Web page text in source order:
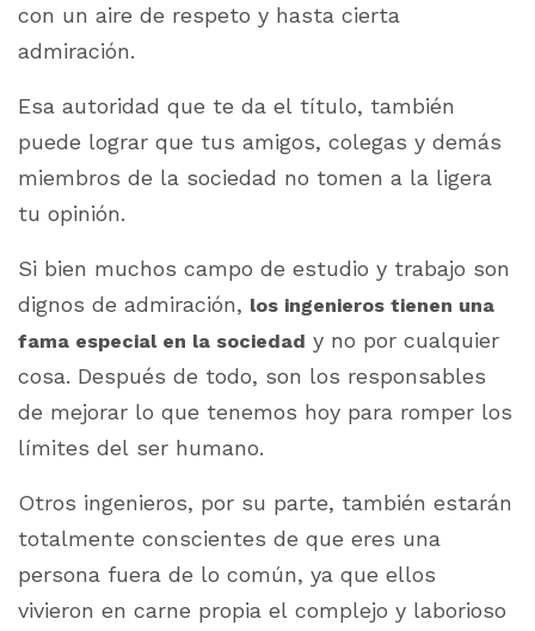
con un aire de respeto y hasta cierta
admiración.
Esa autoridad que te da el título, también
puede lograr que tus amigos, colegas y demás
miembros de la sociedad no tomen a la ligera
tu opinión.
Si bien muchos campo de estudio y trabajo son
dignos de admiración, los ingenieros tienen una
fama especial en la sociedad y no por cualquier
cosa. Después de todo, son los responsables
de mejorar lo que tenemos hoy para romper los
límites del ser humano.
Otros ingenieros, por su parte, también estarán
totalmente conscientes de que eres una
persona fuera de lo común, ya que ellos
vivieron en carne propia el complejo y laborioso